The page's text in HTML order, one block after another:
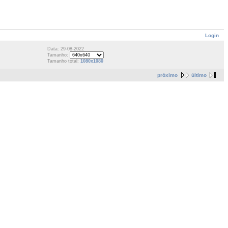
Login
Data: 29-08-2022
Tamanho:
Tamanho total: 1080x1080
próximo último